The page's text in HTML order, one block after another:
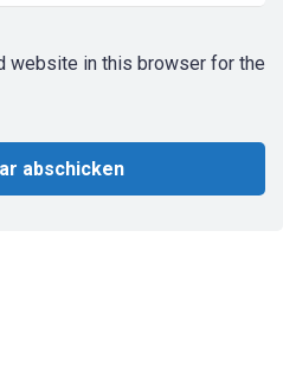
website in this browser for the